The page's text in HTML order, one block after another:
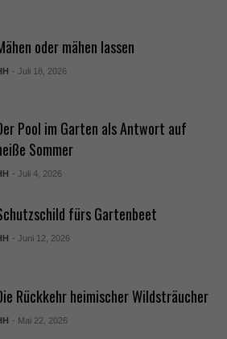
oder mähen lassen
- Juli 18, 2026
Pool im Garten als Antwort auf
Sommer
- Juli 4, 2026
fürs Gartenbeet
- Juni 12, 2026
Rückkehr heimischer Wildsträucher
- Mai 22, 2026